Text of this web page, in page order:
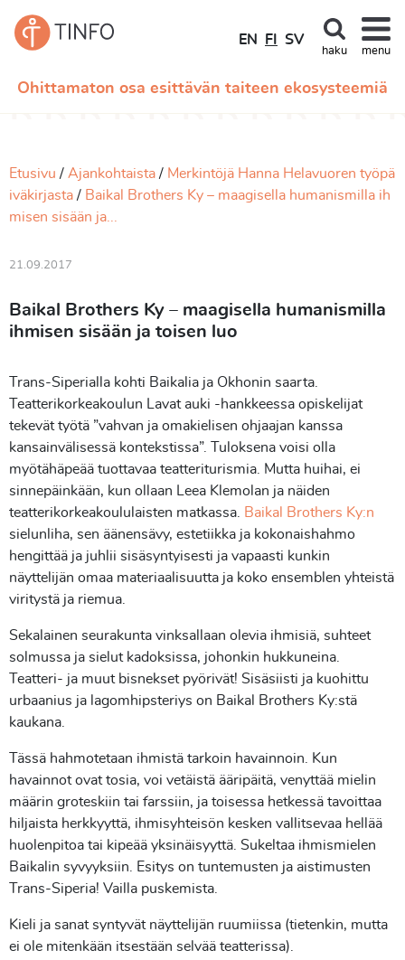
Ohittamaton osa esittävän taiteen ekosysteemiä
EN FI SV
haku menu
Etusivu Ajankohtaista
Merkintöjä Hanna Helavuoren työpä
iväkirjasta
Baikal Brothers Ky – maagisella humanismilla ih
misen sisään ja...
21.09.2017
Baikal Brothers Ky – maagisella humanismilla
ihmisen sisään ja toisen luo
Trans-Siperialla kohti Baikalia ja Okhonin saarta.
Teatterikorkeakoulun Lavat auki -hankkeessa opiskelijat
tekevät työtä ”vahvan ja omakielisen ohjaajan kanssa
kansainvälisessä kontekstissa”. Tuloksena voisi olla
myötähäpeää tuottavaa teatteriturismia. Mutta huihai, ei
sinnepäinkään, kun ollaan Leea Klemolan ja näiden
teatterikorkeakoululaisten matkassa.
Baikal Brothers Ky:n
sielunliha, sen äänensävy, estetiikka ja kokonaishahmo
hengittää ja juhlii sisäsyntyisesti ja vapaasti kunkin
näyttelijän omaa materiaalisuutta ja koko ensemblen yhteistä
viritystä ja riemua.
Sekalainen seurakunta vinksallaan olevia ihmisiä, suhteet
solmussa ja sielut kadoksissa, johonkin hukkuneina.
Teatteri- ja muut bisnekset pyörivät! Sisäsiisti ja kuohittu
urbaanius ja lagomhipsteriys on Baikal Brothers Ky:stä
kaukana.
Tässä hahmotetaan ihmistä tarkoin havainnoin. Kun
havainnot ovat tosia, voi vetäistä ääripäitä, venyttää mielin
määrin groteskiin tai farssiin, ja toisessa hetkessä tavoittaa
hiljaista herkkyyttä, ihmisyhteisön kesken vallitsevaa hellää
huolenpitoa tai kipeää yksinäisyyttä. Sukeltaa ihmismielen
Baikalin syvyyksiin. Esitys on tuntemusten ja aistimusten
Trans-Siperia! Vailla puskemista.
Kieli ja sanat syntyvät näyttelijän ruumiissa (tietenkin, mutta
ei ole mitenkään itsestään selvää teatterissa).